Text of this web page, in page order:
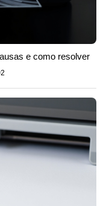
e como resolver